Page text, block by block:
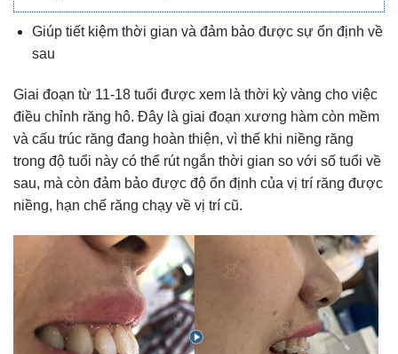
Giúp tiết kiệm thời gian và đảm bảo được sự ổn định về
sau
Giai đoạn từ 11-18 tuổi được xem là thời kỳ vàng cho việc
điều chỉnh răng hô. Đây là giai đoạn xương hàm còn mềm
và cấu trúc răng đang hoàn thiện, vì thế khi niềng răng
trong độ tuổi này có thể rút ngắn thời gian so với số tuổi về
sau, mà còn đảm bảo được độ ổn định của vị trí răng được
niềng, hạn chế răng chạy về vị trí cũ.